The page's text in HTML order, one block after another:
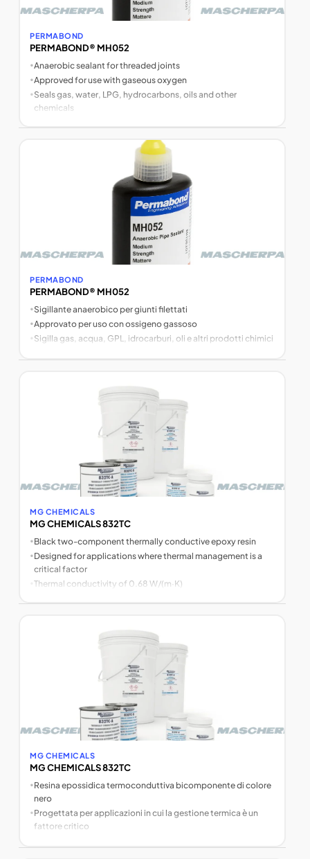
PERMABOND
PERMABOND® MH052
•Anaerobic sealant for threaded joints
•Approved for use with gaseous oxygen
•Seals gas, water, LPG, hydrocarbons, oils and other
chemicals
PERMABOND
PERMABOND® MH052
•Sigillante anaerobico per giunti filettati
•Approvato per uso con ossigeno gassoso
• Sigilla gas, acqua, GPL, idrocarburi, oli e altri prodotti chimici
MG CHEMICALS
MG CHEMICALS 832TC
•Black two-component thermally conductive epoxy resin
•Designed for applications where thermal management is a
critical factor
•Thermal conductivity of 0.68 W/(m·K)
MG CHEMICALS
MG CHEMICALS 832TC
•Resina epossidica termoconduttiva bicomponente di colore
nero
•Progettata per applicazioni in cui la gestione termica è un
fattore critico